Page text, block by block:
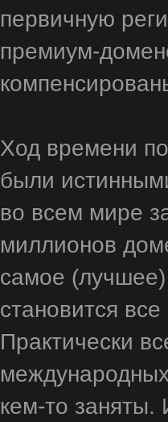
первичную
премиум-
Ход времени
были
во всем мире
миллионов
самое (лучшее)
становится
Практически
кем-то